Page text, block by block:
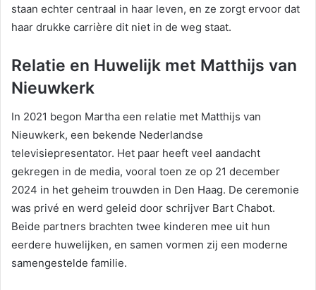
staan echter centraal in haar leven, en ze zorgt ervoor dat
haar drukke carrière dit niet in de weg staat.
Relatie en Huwelijk met Matthijs van
Nieuwkerk
In 2021 begon Martha een relatie met Matthijs van
Nieuwkerk, een bekende Nederlandse
televisiepresentator. Het paar heeft veel aandacht
gekregen in de media, vooral toen ze op 21 december
2024 in het geheim trouwden in Den Haag. De ceremonie
was privé en werd geleid door schrijver Bart Chabot.
Beide partners brachten twee kinderen mee uit hun
eerdere huwelijken, en samen vormen zij een moderne
samengestelde familie.